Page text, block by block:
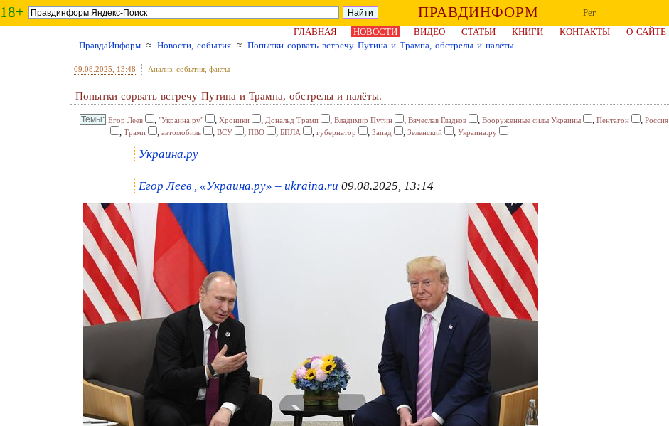
18+ ПРАВДИНФОРМ
Рег
ГЛАВНАЯ
НОВОСТИ ВИДЕО СТАТЬИ КНИГИ КОНТАКТЫ
О САЙТЕ
ПравдаИнформ ≈ Новости, события ≈ Попытки сорвать встречу Путина и Трампа, обстрелы и налёты.
09.08.2025 , 13:48 Анализ, события, факты
Попытки сорвать встречу Путина и Трампа, обстрелы и налёты.
Егор Леев , "Украина.ру" , Хроники , Дональд Трамп , Владимир Путин , Вячеслав Гладков , Вооруженные силы Украины , Пентагон , Россия
, Трамп , автомобиль , ВСУ , ПВО , БПЛА , губернатор , Запад , Зеленский , Украина.ру
Украина.ру
Егор Леев , «Украина.ру» – ukraina.ru 09.08.2025, 13:14